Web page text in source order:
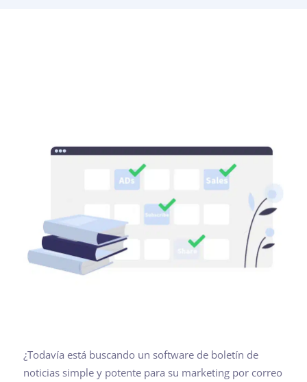
¿Todavía está buscando un software de boletín de
noticias simple y potente para su marketing por correo